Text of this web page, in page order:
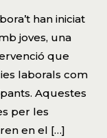
han iniciat
joves, una
que
laborals com
Aquestes
per les
en el […]